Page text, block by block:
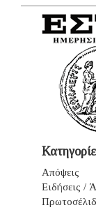
Απόψεις
Ειδήσεις /